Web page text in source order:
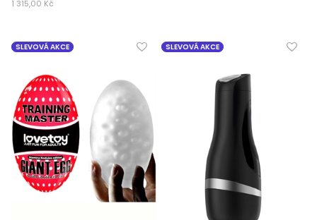
1 315,00 Kč
SLEVOVÁ AKCE SLEVOVÁ AKCE